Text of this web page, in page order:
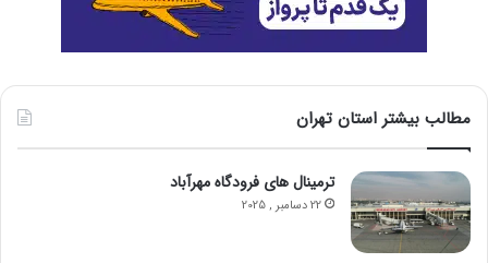
مطالب بیشتر استان تهران
ترمینال های فرودگاه مهرآباد
22 دسامبر , 2025